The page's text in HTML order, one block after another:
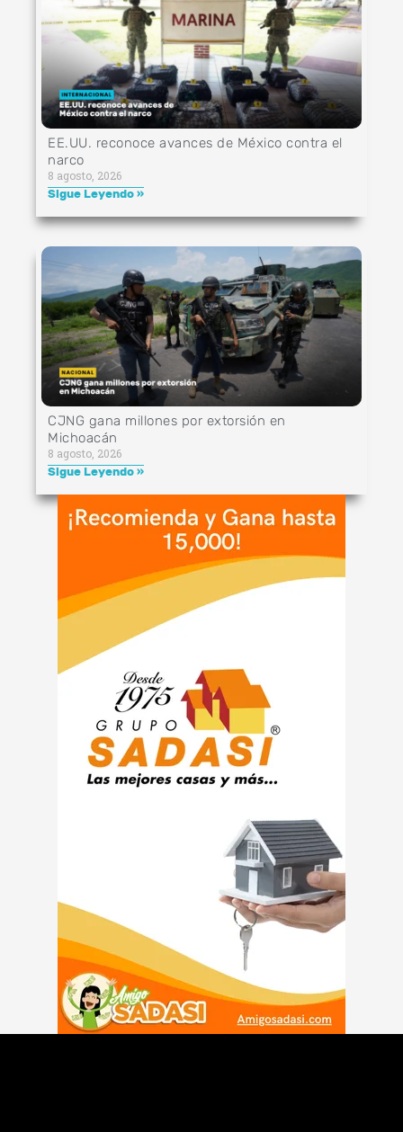
EE.UU. reconoce avances de México contra el
narco
8 agosto, 2026
Sigue Leyendo »
CJNG gana millones por extorsión en
Michoacán
8 agosto, 2026
Sigue Leyendo »